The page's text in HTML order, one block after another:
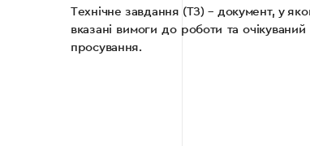
Технічне завдання (ТЗ) – документ, у
вказані вимоги до роботи та
просування.